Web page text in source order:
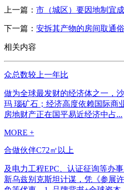
上一篇： 市（城区）要因地制宜
下一篇： 安拆其产物的房间取通
相关内容
众总数较上一年比
做为全球最发财的经济体之一，
玛 瑙矿石；经济高度依赖国际商
房地财产正在国平易近经济中占...
MORE +
合做伙伴C72㎡以上
及电力工程EPC、认证征询等办
新乌兹别克斯坦计谋，凭《参展